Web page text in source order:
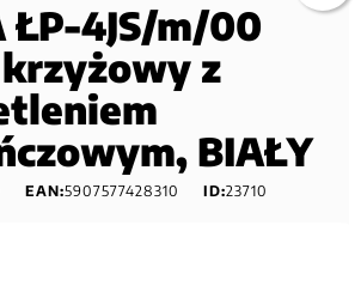
ŁP-4JS/m/00
z
BIAŁY
EAN:5907577428310 ID:23710